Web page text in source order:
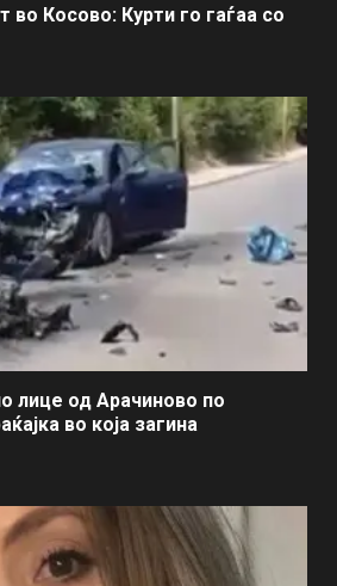
Косово: Курти го гаѓаа со
лице од Арачиново по
во која загина